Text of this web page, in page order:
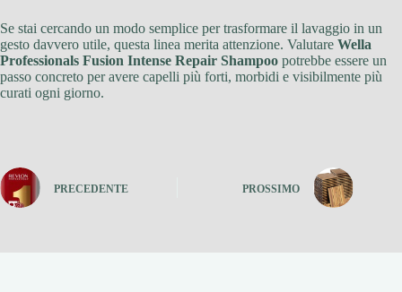
Se stai cercando un modo semplice per trasformare il lavaggio in un
gesto davvero utile, questa linea merita attenzione. Valutare Wella
Professionals Fusion Intense Repair Shampoo potrebbe essere un
passo concreto per avere capelli più forti, morbidi e visibilmente più
curati ogni giorno.
PRECEDENTE PROSSIMO